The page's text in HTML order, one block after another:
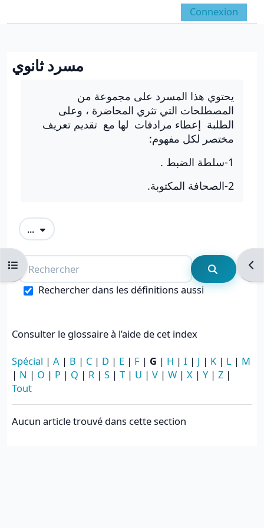
Panneau latéral
Activer/désactiver la
Connexion
Ouvrir l’index du cours
مسرد ثانوي
يحتوي هذا المسرد على مجموعة من
المصطلحات التي تثري المحاضرة ، وعلى
الطلبة إعطاء مرادفات لها مع تقديم تعريف
مختصر لكل مفهوم:
1-سلطة الضبط .
2-الصحافة المكتوبة.
... Exporter des articles
Rechercher
Rechercher dans les définitions aussi
Consulter le glossaire à l’aide de cet index
Spécial | A | B | C | D | E | F | G | H | I | J | K | L | M
| N | O | P | Q | R | S | T | U | V | W | X | Y| Z |
Tout
Aucun article trouvé dans cette section